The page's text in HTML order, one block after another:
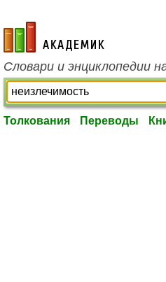
academic.ru
Словари и энциклопедии
Толкования Переводы